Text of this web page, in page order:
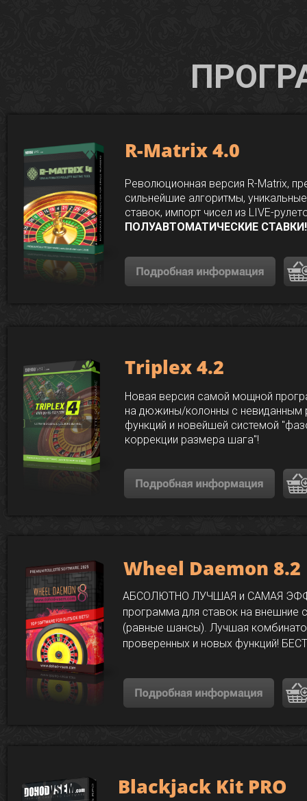
Wheel Daemon 8.2
АБСОЛЮТНО ЛУЧШАЯ и САМАЯ
программа для ставок на внешние
(равные шансы). Лучшая
проверенных и новых функций!
Революционная версия R-Matrix,
сильнейшие алгоритмы,
ставок, импорт чисел из LIVE-
ПОЛУАВТОМАТИЧЕСКИЕ СТАВКИ!
R-Matrix 4.0
Новая версия самой мощной
на дюжины/колонны с невиданным
функций и новейшей системой
коррекции размера шага"!
Triplex 4.2
Blackjack Kit PRO